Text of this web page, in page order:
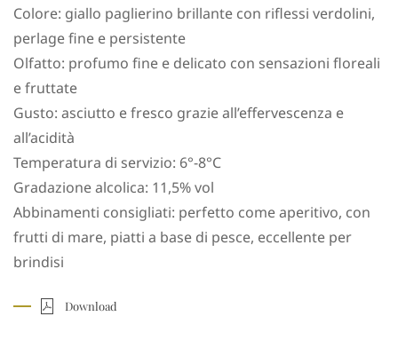
Colore: giallo paglierino brillante con riflessi verdolini,
perlage fine e persistente
Olfatto: profumo fine e delicato con sensazioni floreali
e fruttate
Gusto: asciutto e fresco grazie all’effervescenza e
all’acidità
Temperatura di servizio: 6°-8°C
Gradazione alcolica: 11,5% vol
Abbinamenti consigliati: perfetto come aperitivo, con
frutti di mare, piatti a base di pesce, eccellente per
brindisi
Download